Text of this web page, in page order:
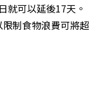
就可以延後17天。
制食物浪費可將超